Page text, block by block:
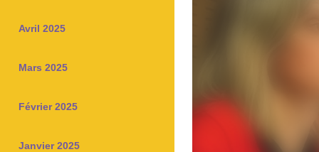
Avril 2025
Mars 2025
Février 2025
Janvier 2025